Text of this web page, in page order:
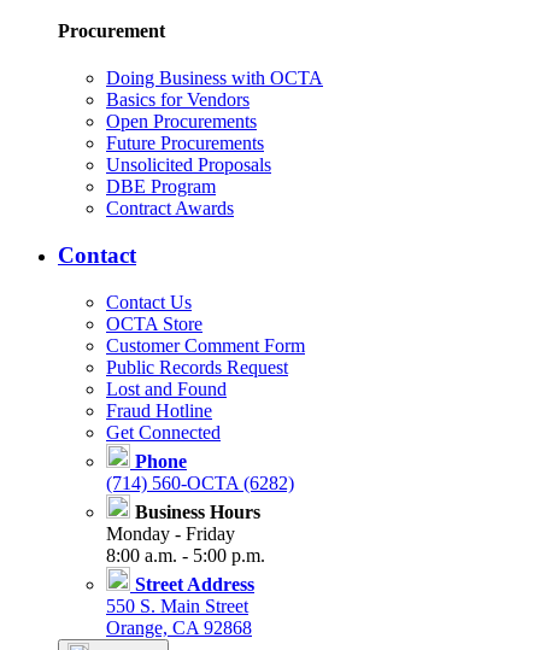
Procurement
Doing Business with OCTA
Basics for Vendors
Open Procurements
Future Procurements
Unsolicited Proposals
DBE Program
Contract Awards
Contact
Contact Us
OCTA Store
Customer Comment Form
Public Records Request
Lost and Found
Fraud Hotline
Get Connected
Phone
(714) 560-OCTA (6282)
Business Hours
Monday - Friday
8:00 a.m. - 5:00 p.m.
Street Address
550 S. Main Street
Orange, CA 92868